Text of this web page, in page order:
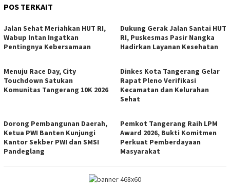
POS TERKAIT
Jalan Sehat Meriahkan HUT RI,
Wabup Intan Ingatkan
Pentingnya Kebersamaan
Dukung Gerak Jalan Santai HUT
RI, Puskesmas Pasir Nangka
Hadirkan Layanan Kesehatan
Menuju Race Day, City
Touchdown Satukan
Komunitas Tangerang 10K 2026
Dinkes Kota Tangerang Gelar
Rapat Pleno Verifikasi
Kecamatan dan Kelurahan
Sehat
Dorong Pembangunan Daerah,
Ketua PWI Banten Kunjungi
Kantor Sekber PWI dan SMSI
Pandeglang
Pemkot Tangerang Raih LPM
Award 2026, Bukti Komitmen
Perkuat Pemberdayaan
Masyarakat